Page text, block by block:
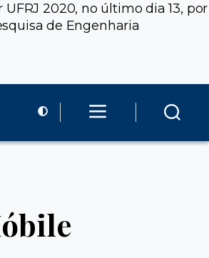
2020, no último dia 13, por
de Engenharia